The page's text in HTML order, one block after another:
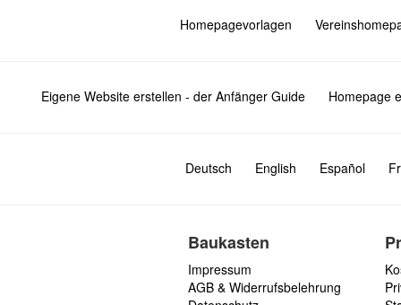
Homepagevorlagen
Eigene Website erstellen - der Anfänger Guide Homepage
Deutsch English Español
Baukasten
Impressum
AGB & Widerrufsbelehrung